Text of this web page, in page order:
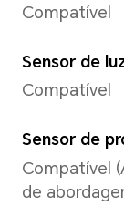
*Os
vídeo.